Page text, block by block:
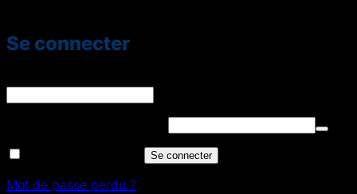
Se connecter
Se connecter
Mot de passe perdu ?